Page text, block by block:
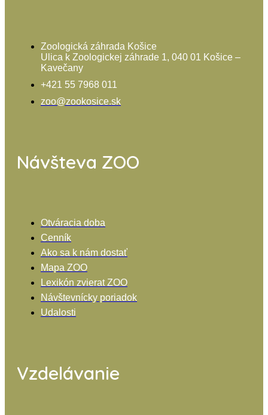
Zoologická záhrada Košice
Ulica k Zoologickej záhrade 1, 040 01 Košice –
Kavečany
+421 55 7968 011
zoo@zookosice.sk
Návšteva ZOO
Otváracia doba
Cenník
Ako sa k nám dostať
Mapa ZOO
Lexikón zvierat ZOO
Návštevnícky poriadok
Udalosti
Vzdelávanie